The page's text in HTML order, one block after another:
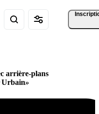
arrière-plans
Urbain